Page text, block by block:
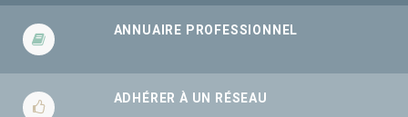
ANNUAIRE PROFESSIONNEL
ADHÉRER À UN RÉSEAU